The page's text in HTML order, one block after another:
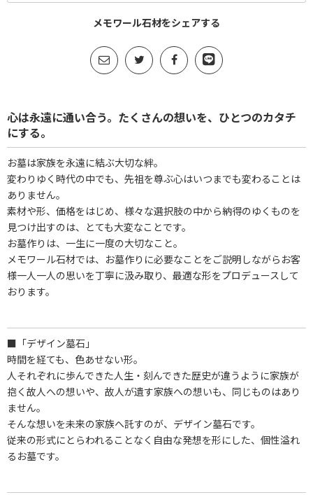
メモワール石材をシェアする
心は永遠に通い合う。たくさんの想いを、ひとつのカタチ
にする。
お墓は家族を永遠に結ぶ大切な絆。
変わりゆく時代の中でも、先祖を尊ぶ心はいつまでも変わることは
ありません。
素材や形、価格をはじめ、様々な選択肢の中から納得のゆくものを
見つけ出すのは、とても大変なことです。
お墓作りは、一生に一度の大切なこと。
メモワール石材では、お墓作りに必要なことをご説明しながらお客
様一人一人の思いを丁寧に汲み取り、最適な形をプロデュースして
おります。
■「デザイン墓石」
時間を経ても、色あせない形。
人それぞれに歩んできた人生・刻んできた歴史が違うように家族が
抱く故人への想いや、故人が遺す家族への想いも、同じものはあり
ません。
そんな想いを未来の家族へ託すのが、デザイン墓石です。
従来の形式にとらわれることなく自由な発想を形にした、個性溢れ
るお墓です。